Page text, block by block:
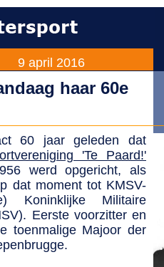
9 april 2016
haar 60e
60 jaar geleden dat
'Te Paard!'
werd opgericht, als
dat moment tot KMSV-
Koninklijke Militaire
Eerste voorzitter en
toenmalige Majoor der